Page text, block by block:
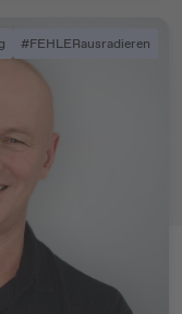
#FEHLERausradieren